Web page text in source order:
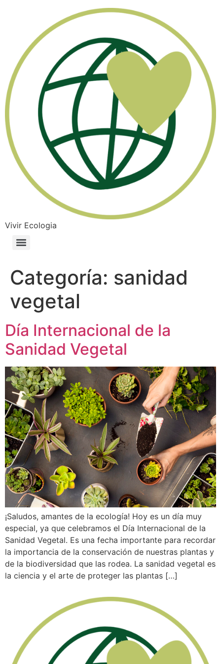
Vivir Ecologia
Categoría: sanidad
vegetal
Día Internacional de la
Sanidad Vegetal
¡Saludos, amantes de la ecología! Hoy es un día muy
especial, ya que celebramos el Día Internacional de la
Sanidad Vegetal. Es una fecha importante para recordar
la importancia de la conservación de nuestras plantas y
de la biodiversidad que las rodea. La sanidad vegetal es
la ciencia y el arte de proteger las plantas […]